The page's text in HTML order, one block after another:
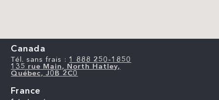
Canada
Tél. sans frais : 1 888 250-1850
135 rue Main, North Hatley,
Québec, J0B 2C0
France